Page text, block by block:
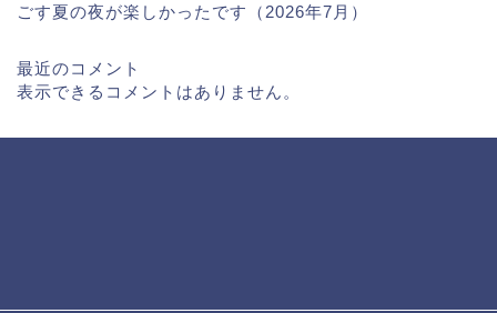
ごす夏の夜が楽しかったです（2026年7月）
最近のコメント
表示できるコメントはありません。